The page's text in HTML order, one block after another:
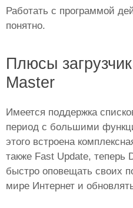
Работать с программой
понятно.
Плюсы
Master
Имеется поддержка
период с большими
этого встроена
также Fast Update, теперь
быстро оповещать своих
мире Интернет и